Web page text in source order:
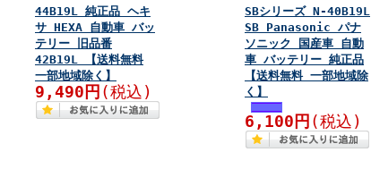
44B19L 純正品 ヘキ
サ HEXA 自動車 バッ
テリー 旧品番
42B19L 【送料無料
一部地域除く】
9,490円 (税込)
SBシリーズ N-40B19L
SB Panasonic パナ
ソニック 国産車 自動
車 バッテリー 純正品
【送料無料 一部地域除
く】
6,100円 (税込)